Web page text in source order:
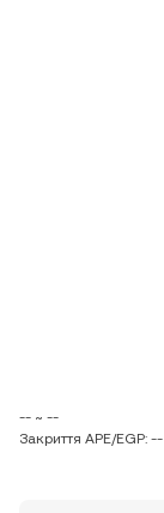
-- ~ --
Закриття APE/EGP: --